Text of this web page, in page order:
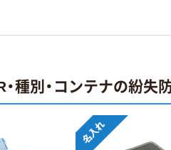
・種別・コンテナの紛